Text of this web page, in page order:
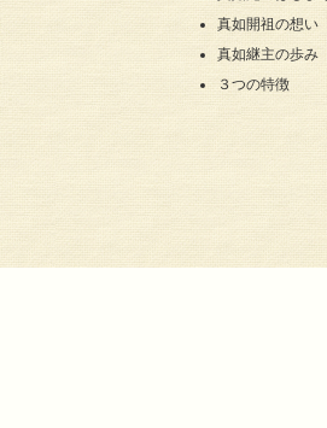
真如開祖の想い
真如継主の歩み
３つの特徴